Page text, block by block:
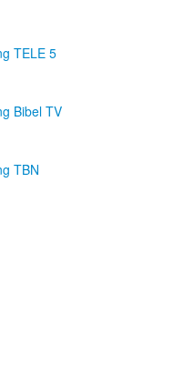
TELE 5
Bibel TV
TBN